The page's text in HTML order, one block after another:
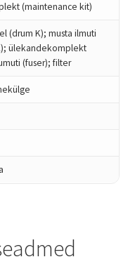
(maintenance kit)
(drum K); musta ilmuti
ülekandekomplekt
(fuser); filter